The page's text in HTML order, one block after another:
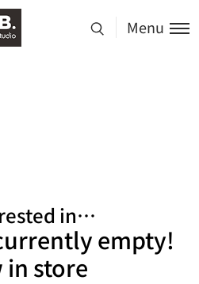
Menu
in…
empty!
in store